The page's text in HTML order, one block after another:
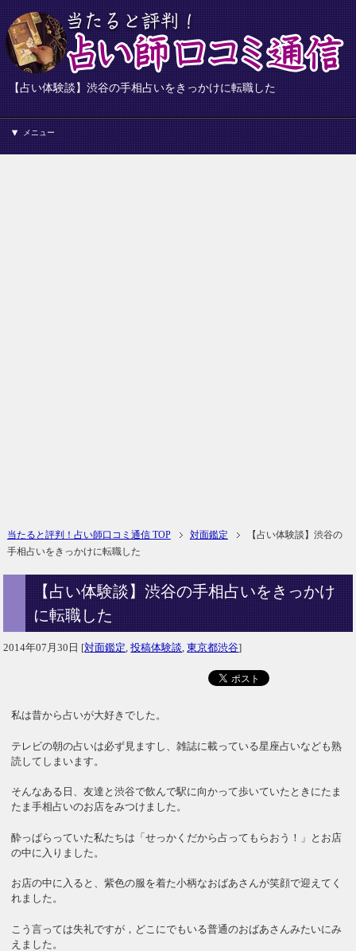
【占い体験談】渋谷の手相占いをきっかけに転職した
メニュー
当たると評判！占い師口コミ通信 TOP 対面鑑定
【占い体験談】渋谷の
手相占いをきっかけに転職した
【占い体験談】渋谷の手相占いをきっかけ
に転職した
2014年07月30日 [対面鑑定 ,投稿体験談 ,東京都渋谷]
私は昔から占いが大好きでした。
テレビの朝の占いは必ず見ますし、雑誌に載っている星座占いなども熟
読してしまいます。
そんなある日、友達と渋谷で飲んで駅に向かって歩いていたときにたま
たま手相占いのお店をみつけました。
酔っぱらっていた私たちは「せっかくだから占ってもらおう！」とお店
の中に入りました。
お店の中に入ると、紫色の服を着た小柄なおばあさんが笑顔で迎えてく
れました。
こう言っては失礼ですが，どこにでもいる普通のおばあさんみたいにみ
えました。